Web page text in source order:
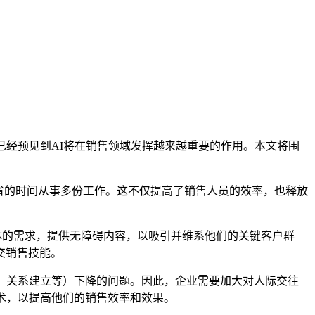
预见到AI将在销售领域发挥越来越重要的作用。本文将围
时间从事多份工作。这不仅提高了销售人员的效率，也释放
求，提供无障碍内容，以吸引并维系他们的关键客户群
售技能。
系建立等）下降的问题。因此，企业需要加大对人际交往
以提高他们的销售效率和效果。